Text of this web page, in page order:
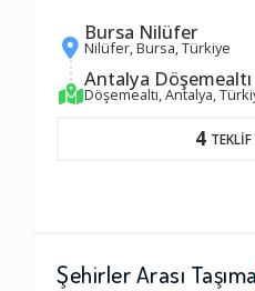
Bursa Nilüfer
Nilüfer, Bursa, Türkiye
Antalya Döşemealtı
Döşemealtı, Antalya,
4 TEKLİF
Şehirler Arası Taşıma